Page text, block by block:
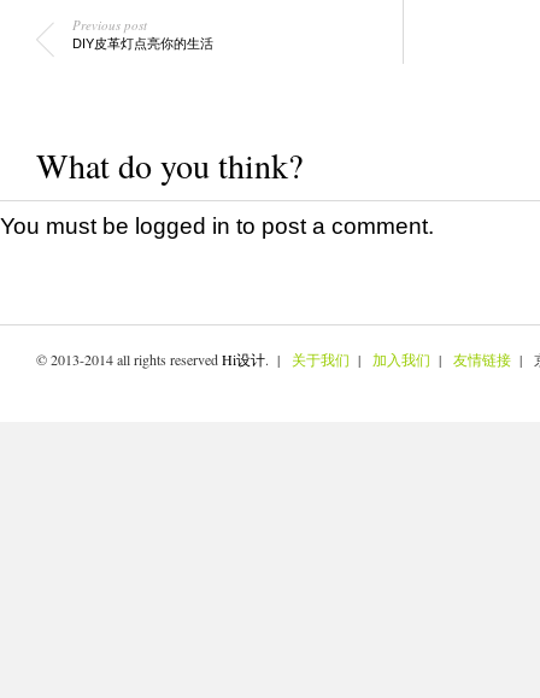
Previous post
DIY皮革灯点亮你的生活
What do you think?
You must be logged in to post a comment.
© 2013-2014 all rights reservedHi设计. | 关于我们 | 加入我们 | 友情链接 |